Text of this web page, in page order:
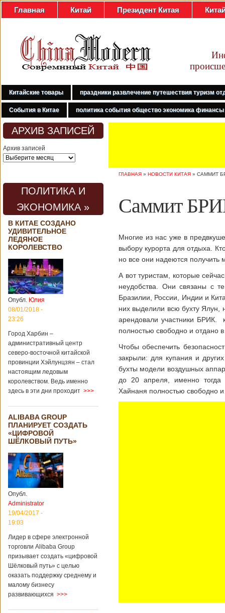
Главная Китай Президент Китая
Китайские товары праздники развлечение путешествия туризм
События в Китае политика события общество экономика финансы
АРХИВ ЗАПИСЕЙ
Архив записей
ПОЛИТИКА И
ЭКОНОМИКА »
В КИТАЕ СОЗДАНО
УДИВИТЕЛЬНОЕ
ЛЕДЯНОЕ
КОРОЛЕВСТВО
Опубл. Юлия
08/01/2018 -
23:26
Город Харбин –
административный центр
северо-восточной китайской
провинции Хэйлунцзян – стал
настоящим ледовым
королевством. Ведь именно
здесь в эти дни проходит >>>
ALIBABA GROUP
ПЛАНИРУЕТ СОЗДАТЬ
«ЦИФРОВОЙ
ШЁЛКОВЫЙ ПУТЬ»
Опубл.
Administrator
19/04/2017 -
19:03
Лидер в сфере электронной
торговли Alibaba Group
призывает создать «цифровой
Шёлковый путь» с целью
оказать поддержку среднему и
малому бизнесу
развивающихся >>>
ГЛАВНАЯ » НОВОСТИ КИТАЯ » САММИТ
Саммит
Многие из нас уже в
выбору курорта для отдыха.
но все они надеются получить
А вот туристам, которые
неудобства. Они связаны с
Бразилии, России, Индии и
них выделили всю бухту Ялун,
арендовали участники БРИК.
полностью свободно и
Чтобы обеспечить
закрыли: для купания и
бухты модели воздушных
до 20 апреля, именно тогда
Хайнаня полностью свободно